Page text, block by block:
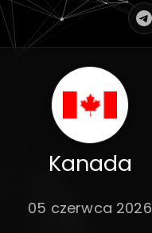
Kanada
05 czerwca 2026